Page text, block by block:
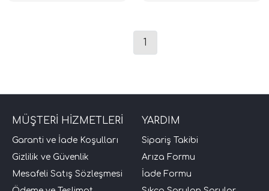
1
MÜŞTERİ HİZMETLERİ
Garanti ve İade Koşulları
Gizlilik ve Güvenlik
Mesafeli Satış Sözleşmesi
YARDIM
Sipariş Takibi
Arıza Formu
İade Formu